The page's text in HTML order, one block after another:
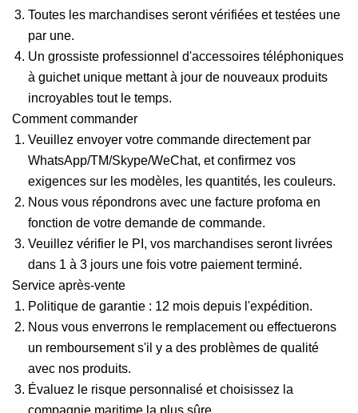
Toutes les marchandises seront vérifiées et testées une
par une.
Un grossiste professionnel d'accessoires téléphoniques
à guichet unique mettant à jour de nouveaux produits
incroyables tout le temps.
Comment commander
Veuillez envoyer votre commande directement par
WhatsApp/TM/Skype/WeChat, et confirmez vos
exigences sur les modèles, les quantités, les couleurs.
Nous vous répondrons avec une facture profoma en
fonction de votre demande de commande.
Veuillez vérifier le PI, vos marchandises seront livrées
dans 1 à 3 jours une fois votre paiement terminé.
Service après-vente
Politique de garantie : 12 mois depuis l'expédition.
Nous vous enverrons le remplacement ou effectuerons
un remboursement s'il y a des problèmes de qualité
avec nos produits.
Évaluez le risque personnalisé et choisissez la
compagnie maritime la plus sûre.